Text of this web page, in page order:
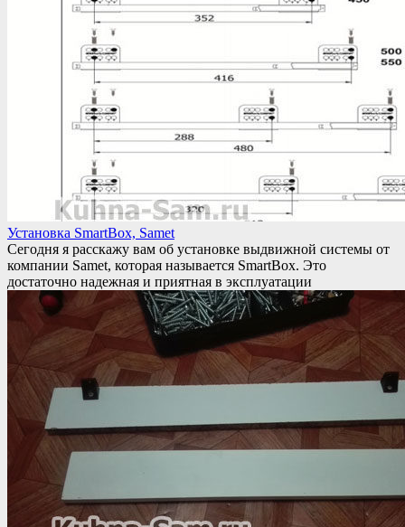
Установка SmartBox, Samet
Сегодня я расскажу вам об установке выдвижной системы от
компании Samet, которая называется SmartBox. Это
достаточно надежная и приятная в эксплуатации